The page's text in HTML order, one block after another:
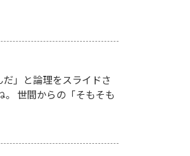
だ」と論理をスライドさ
世間からの「そもそも